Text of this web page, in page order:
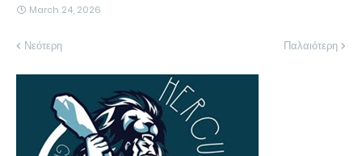
March 24, 2026
Νεότερη Παλαιότερη